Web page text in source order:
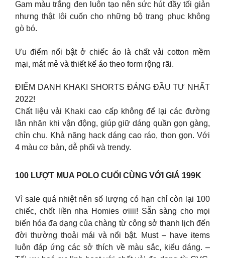
Gam màu trắng đen luôn tạo nên sức hút đầy tối giản
nhưng thật lôi cuốn cho những bộ trang phục không
gò bó.
Ưu điểm nổi bật ở chiếc áo là chất vải cotton mềm
mại, mát mẻ và thiết kế áo theo form rộng rãi.
ĐIỂM DANH KHAKI SHORTS ĐÁNG ĐẦU TƯ NHẤT
2022!
Chất liệu vải Khaki cao cấp không để lại các đường
lằn nhăn khi vận động, giúp giữ dáng quần gọn gàng,
chỉn chu. Khả năng hack dáng cao ráo, thon gọn. Với
4 màu cơ bản, dễ phối và trendy.
100 LƯỢT MUA POLO CUỐI CÙNG VỚI GIÁ 199K
Vì sale quá nhiệt nên số lượng có hạn chỉ còn lại 100
chiếc, chốt liền nha Homies ơiiii! Sẵn sàng cho mọi
biến hóa đa dạng của chàng từ công sở thanh lịch đến
đời thường thoải mái và nổi bật. Must – have items
luôn đáp ứng các sở thích về màu sắc, kiểu dáng. –